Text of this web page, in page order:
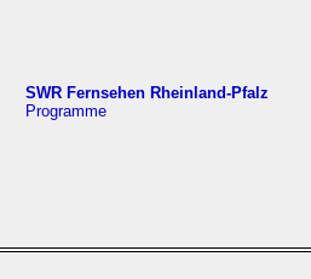
SWR Fernsehen Rheinland-Pfalz
Programme